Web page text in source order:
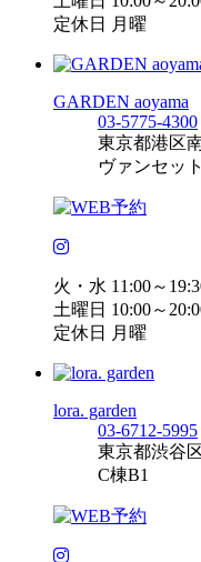
定休日 月曜
GARDEN aoyama
03-5775-4300
東京都港区
ヴァンセッ
火・水 11:00～
土曜日 10:00～
定休日 月曜
lora. garden
03-6712-5995
東京都渋谷
C棟B1